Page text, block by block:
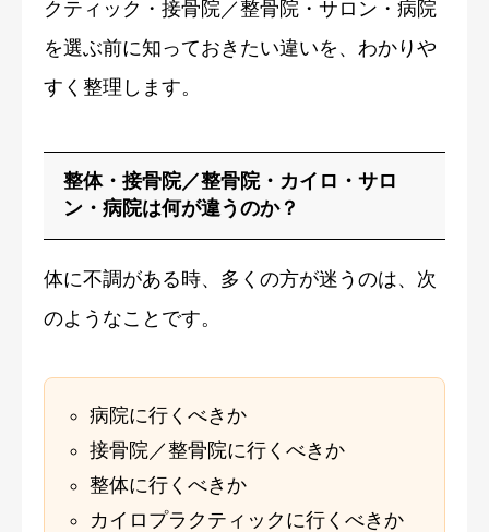
クティック・接骨院／整骨院・サロン・病院
を選ぶ前に知っておきたい違いを、わかりや
すく整理します。
整体・接骨院／整骨院・カイロ・サロ
ン・病院は何が違うのか？
体に不調がある時、多くの方が迷うのは、次
のようなことです。
病院に行くべきか
接骨院／整骨院に行くべきか
整体に行くべきか
カイロプラクティックに行くべきか